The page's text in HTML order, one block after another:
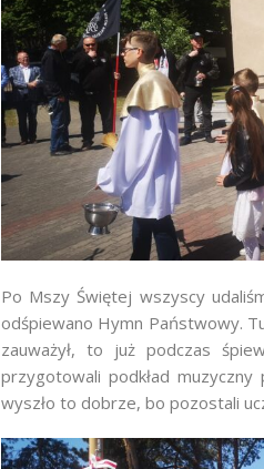
Po Mszy Świętej wszyscy
odśpiewano Hymn Państwowy.
zauważył, to już podczas
przygotowali podkład
wyszło to dobrze, bo pozostali